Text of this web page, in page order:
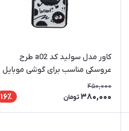
کاور مدل سولید کد a02 طرح
عروسکی مناسب برای گوشی موبایل
شیائومی Redmi Note 11 Pro
450,000
380,000 تومان 16٪